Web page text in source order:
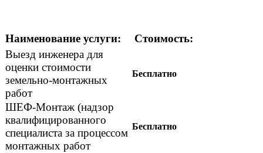
Наименование услуги:
Стоимость:
Выезд инженера для
оценки стоимости
земельно-монтажных
работ
Бесплатно
ШЕФ-Монтаж (надзор
квалифицированного
специалиста за процессом
монтажных работ
Бесплатно